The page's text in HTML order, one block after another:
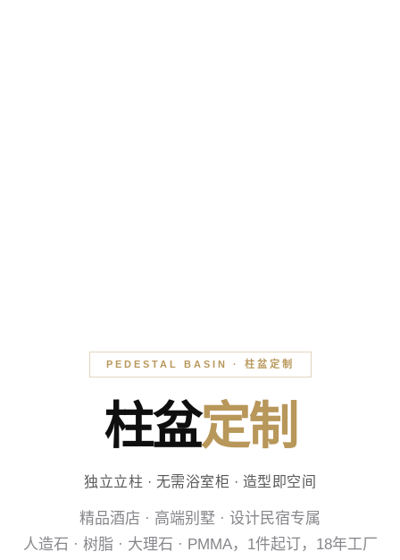
PEDESTAL BASIN · 柱盆定制
柱盆定制
独立立柱 · 无需浴室柜 · 造型即空间
精品酒店 · 高端别墅 · 设计民宿专属
人造石 · 树脂 · 大理石 · PMMA，1件起订，18年工厂